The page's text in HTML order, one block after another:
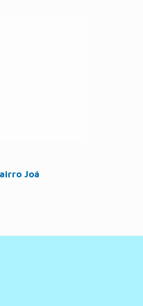
Joá